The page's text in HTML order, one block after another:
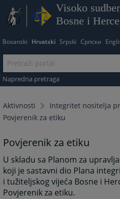
Visoko
Bosne i
Bosanski Hrvatski Srpski Српски
Napredna pretraga
Aktivnosti
Integritet nositelja
Povjerenik za etiku
Povjerenik za etiku
U skladu sa Planom za
koji je sastavni dio Plana
i tužiteljskog vijeća Bosne i
Povjerenik za etiku.